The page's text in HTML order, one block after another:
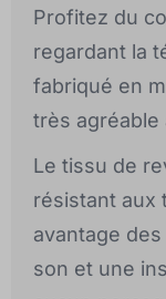
Profitez du
regardant la
fabriqué en
très agréable
Le tissu de
résistant aux
avantage
son et une